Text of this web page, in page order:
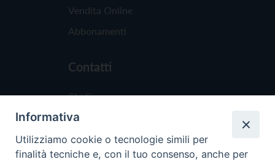
Vendita Online
Abbonamenti
Contatti
Chi Siamo
Redazione
Scrivici
Informativa
Utilizziamo cookie o tecnologie simili per
finalità tecniche e, con il tuo consenso, anche per